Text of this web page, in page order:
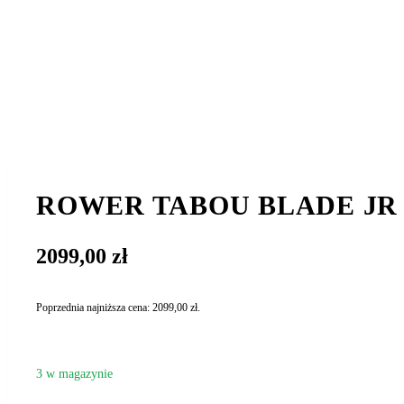
ROWER TABOU BLADE JR
2099,00 zł
Poprzednia najniższa cena: 2099,00 zł.
3 w magazynie